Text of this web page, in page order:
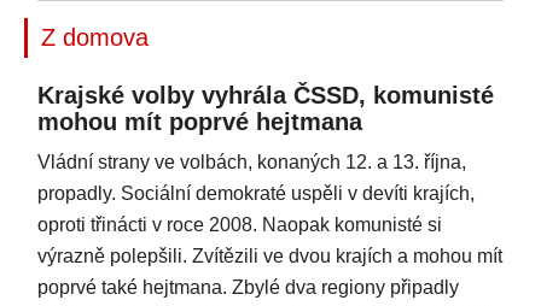
Z domova
Krajské volby vyhrála ČSSD, komunisté
mohou mít poprvé hejtmana
Vládní strany ve volbách, konaných 12. a 13. října,
propadly. Sociální demokraté uspěli v devíti krajích,
oproti třinácti v roce 2008. Naopak komunisté si
výrazně polepšili. Zvítězili ve dvou krajích a mohou mít
poprvé také hejtmana. Zbylé dva regiony připadly